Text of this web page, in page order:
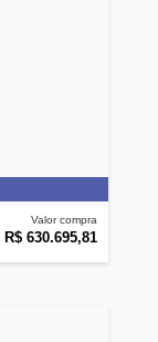
Valor compra
R$ 630.695,81